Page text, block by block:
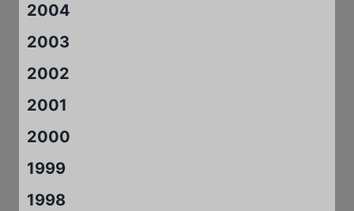
2004
2003
2002
2001
2000
1999
1998